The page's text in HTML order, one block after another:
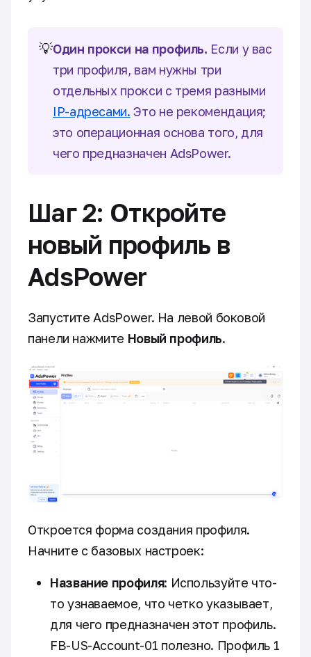
💡Один прокси на профиль. Если у вас
три профиля, вам нужны три
отдельных прокси с тремя разными
IP-адресами. Это не рекомендация;
это операционная основа того, для
чего предназначен AdsPower.
Шаг 2: Откройте
новый профиль в
AdsPower
Запустите AdsPower. На левой боковой
панели нажмите Новый профиль.
Откроется форма создания профиля.
Начните с базовых настроек:
Название профиля: Используйте что-
то узнаваемое, что четко указывает,
для чего предназначен этот профиль.
FB-US-Account-01 полезно. Профиль 1